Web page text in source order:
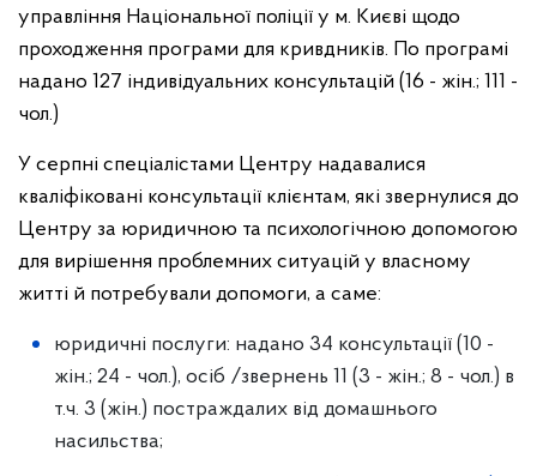
управління Національної поліції у м. Києві щодо
проходження програми для кривдників. По програмі
надано 127 індивідуальних консультацій (16 - жін.; 111 -
чол.)
У серпні спеціалістами Центру надавалися
кваліфіковані консультації клієнтам, які звернулися до
Центру за юридичною та психологічною допомогою
для вирішення проблемних ситуацій у власному
житті й потребували допомоги, а саме:
юридичні послуги: надано 34 консультації (10 -
жін.; 24 - чол.), осіб /звернень 11 (3 - жін.; 8 - чол.) в
т.ч. 3 (жін.) постраждалих від домашнього
насильства;